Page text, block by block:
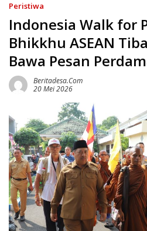
Peristiwa
Indonesia Walk for
Bhikkhu ASEAN
Bawa Pesan
Beritadesa.com
20 Mei 2026